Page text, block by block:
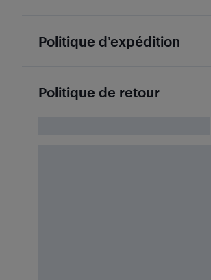
Politique d’expédition
Politique de retour